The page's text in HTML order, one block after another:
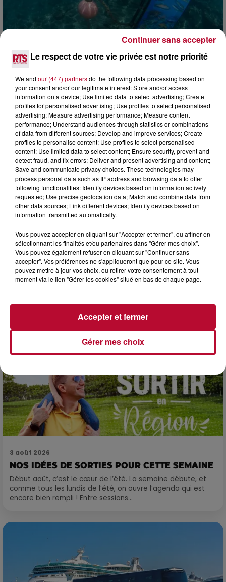
4 août 2026
HÉRAULT, PYRÉNÉES-ORIENTALES : TROIS
Pas besoin de bouteilles de plongée lourdes ni de diplômes
complexes pour observer la vie sous-marine. Cet été, un
masque, un tuba et une paire de palmes...
3 août 2026
SOIRÉE DJ PLAYA
3 août 2026
NOS IDÉES DE SORTIES POUR CETTE SEMAINE
Début août, c’est le cœur de l’été. La semaine débute, et
comme tous les lundis de l’été, on ouvre l’agenda qui est
encore bien rempli ! Entre sessions...
Le respect de votre vie privée est notre priorité
We and our (447) partnersdo the following data processing based on
your consent and/or our legitimate interest: Store and/or access
information on a device; Use limited data to select advertising; Create
profiles for personalised advertising; Use profiles to select personalised
advertising; Measure advertising performance; Measure content
performance; Understand audiences through statistics or combinations
of data from different sources; Develop and improve services; Create
profiles to personalise content; Use profiles to select personalised
content; Use limited data to select content; Ensure security, prevent and
detect fraud, and fix errors; Deliver and present advertising and content;
Save and communicate privacy choices. These technologies may
process personal data such as IP address and browsing data to offer
following functionalities: Identify devices based on information actively
requested; Use precise geolocation data; Match and combine data from
other data sources; Link different devices; Identify devices based on
information transmitted automatically.
Vous pouvez accepter en cliquant sur "Accepter et fermer", ou affiner en
sélectionnant les finalités et/ou partenaires dans "Gérer mes choix".
Vous pouvez également refuser en cliquant sur "Continuer sans
accepter". Vos préférences ne s'appliqueront que pour ce site. Vous
pouvez mettre à jour vos choix, ou retirer votre consentement à tout
moment via le lien "Gérer les cookies" situé en bas de chaque page.
Gérer mes choix
Accepter et fermer
Continuer sans accepter